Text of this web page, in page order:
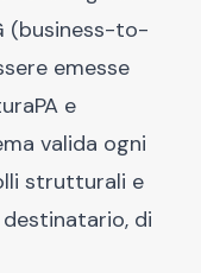
(business-to-
emesse
e
valida ogni
strutturali e
di